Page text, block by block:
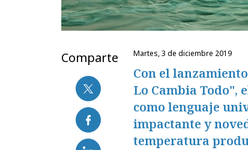
Comparte martes, 3 de diciembre 2019
Con el
Lo Cambia Todo",
como lenguaje
impactante y
temperatura